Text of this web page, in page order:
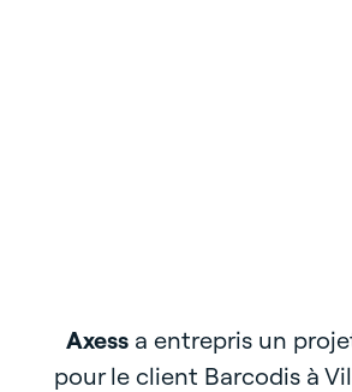
Axessa entrepris un
pour le client Barcodis à